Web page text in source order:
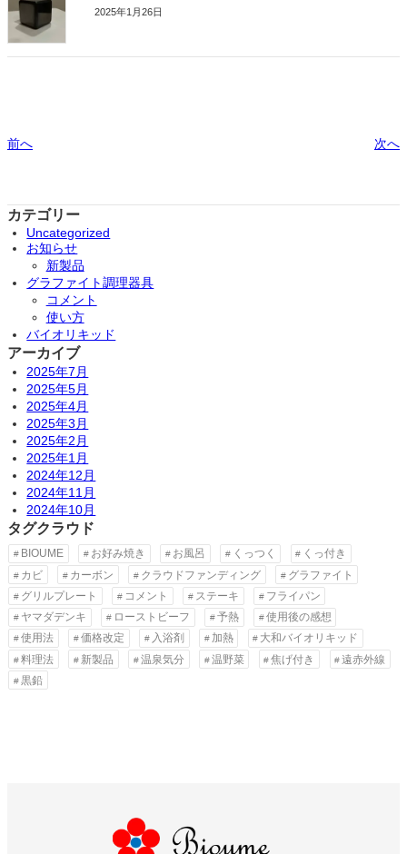
2025年1月26日
前へ 次へ
カテゴリー
Uncategorized
お知らせ
新製品
グラファイト調理器具
コメント
使い方
バイオリキッド
アーカイブ
2025年7月
2025年5月
2025年4月
2025年3月
2025年2月
2025年1月
2024年12月
2024年11月
2024年10月
タグクラウド
BIOUME お好み焼き お風呂 くっつく
くっ付き
カビ
カーボン クラウドファンディング
グラファイト
グリルプレート
コメント ステーキ
フライパン
ヤマダデンキ
ローストビーフ 予熱
使用後の感想
使用法
価格改定 入浴剤 加熱
大和バイオリキッド
料理法
新製品 温泉気分 温野菜 焦げ付き
遠赤外線
黒鉛